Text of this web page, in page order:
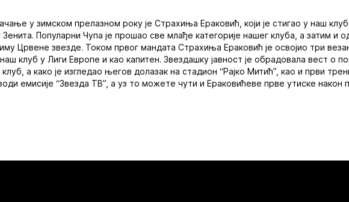
у зимском прелазном року је Страхиња Ераковић, који је стигао у наш
Зенита. Популарни Чупа је прошао све млађе категорије нашег клуба, а затим и
Црвене звезде. Током првог мандата Страхиња Ераковић је освојио три
клуб у Лиги Европе и као капитен. Звездашку јавност је обрадовала вест о
а како је изгледао његов долазак на стадион “Рајко Митић”, као и први
емисије “Звезда ТВ”, а уз то можете чути и Ераковићеве прве утиске након